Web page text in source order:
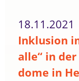
18.11.2021
Inklusion
alle“ in
dome in